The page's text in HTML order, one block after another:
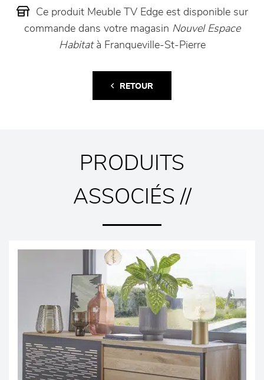
Ce produit Meuble TV Edge est disponible sur
commande dans votre magasin Nouvel Espace
Habitatà Franqueville-St-Pierre
RETOUR
PRODUITS
ASSOCIÉS //